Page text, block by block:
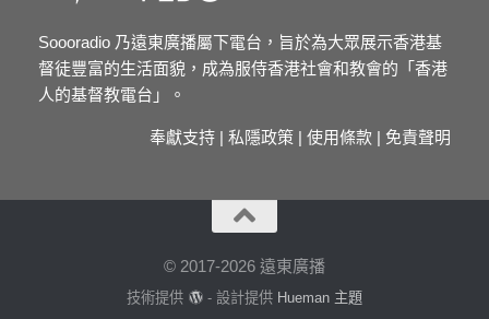
Soooradio 乃遠東廣播屬下電台，旨於為大眾展示香港基
督徒豐富的生活面貌，成為服侍香港社會和教會的「香港
人的基督教電台」。
奉獻支持 | 私隱政策 | 使用條款 | 免責聲明
© 2017-2026 遠東廣播
技術提供 - 設計提供 Hueman 主題